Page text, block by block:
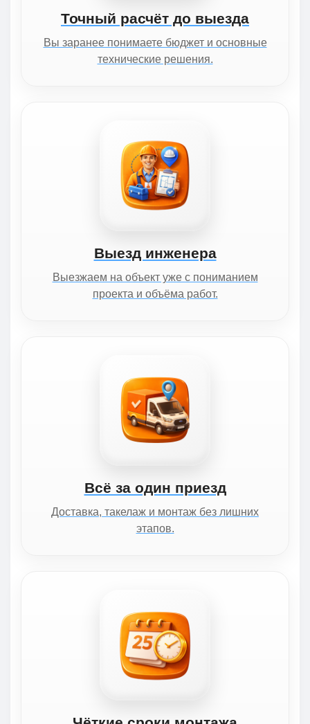
Точный расчёт до выезда
Вы заранее понимаете бюджет и основные
технические решения.
Выезд инженера
Выезжаем на объект уже с пониманием
проекта и объёма работ.
Всё за один приезд
Доставка, такелаж и монтаж без лишних
этапов.